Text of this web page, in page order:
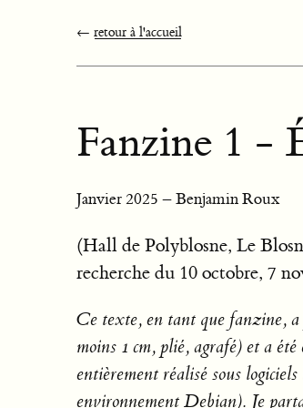
← retour à l'accueil
Fanzine 1 -
Janvier 2025 – Benjamin Roux
(Hall de Polyblosne, Le
recherche du 10 octobre, 7
Ce texte, en tant que fanzine,
moins 1 cm, plié, agrafé) et a
entièrement réalisé sous
environnement Debian). Je